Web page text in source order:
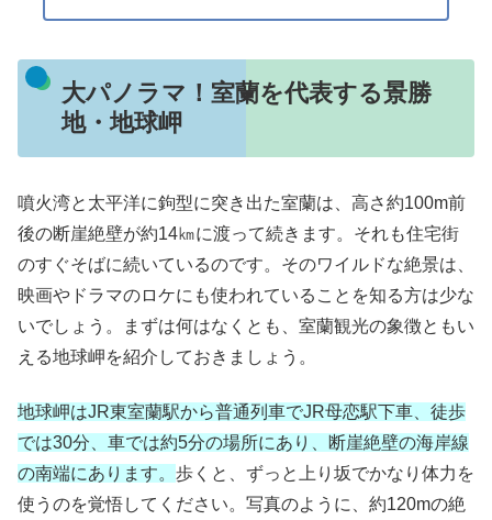
大パノラマ！室蘭を代表する景勝
地・地球岬
噴火湾と太平洋に鉤型に突き出た室蘭は、高さ約100m前
後の断崖絶壁が約14㎞に渡って続きます。それも住宅街
のすぐそばに続いているのです。そのワイルドな絶景は、
映画やドラマのロケにも使われていることを知る方は少な
いでしょう。まずは何はなくとも、室蘭観光の象徴ともい
える地球岬を紹介しておきましょう。
地球岬はJR東室蘭駅から普通列車でJR母恋駅下車、徒歩
では30分、車では約5分の場所にあり、断崖絶壁の海岸線
の南端にあります。 歩くと、ずっと上り坂でかなり体力を
使うのを覚悟してください。写真のように、約120mの絶